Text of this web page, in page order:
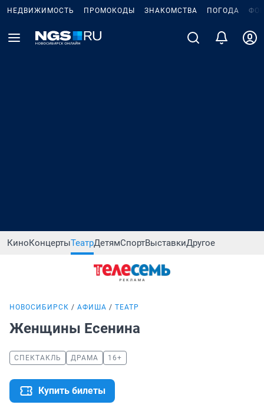
НЕДВИЖИМОСТЬ ПРОМОКОДЫ ЗНАКОМСТВА ПОГОДА
КиноКонцертыТеатрДетямСпортВыставкиДругое
НОВОСИБИРСК АФИША ТЕАТР
Женщины Есенина
СПЕКТАКЛЬ ДРАМА 16+
Купить билеты